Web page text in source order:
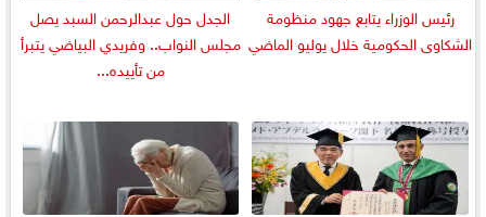
رئيس الوزراء يتابع جهود منظومة
الشكاوى الحكومية خلال يوليو الماضي
الجدل حول عبدالرحمن السبد يصل
مجلس النواب.. وفريدي البياضي يتبرأ
من تأييده...